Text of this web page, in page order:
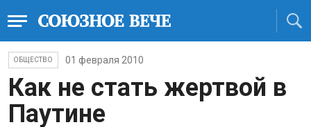
ОБЩЕСТВО 01 февраля 2010
Как не стать жертвой в
Паутине